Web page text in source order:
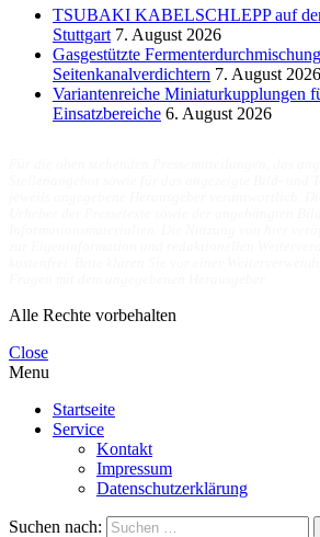
TSUBAKI KABELSCHLEPP auf
Stuttgart 7. August 2026
Gasgestützte
Seitenkanalverdichtern 7. August 2026
Variantenreiche Miniaturkupplungen
Einsatzbereiche 6. August 2026
Alle Rechte vorbehalten
Close
Menu
Startseite
Service
Kontakt
Impressum
Datenschutzerklärung
Suchen nach: